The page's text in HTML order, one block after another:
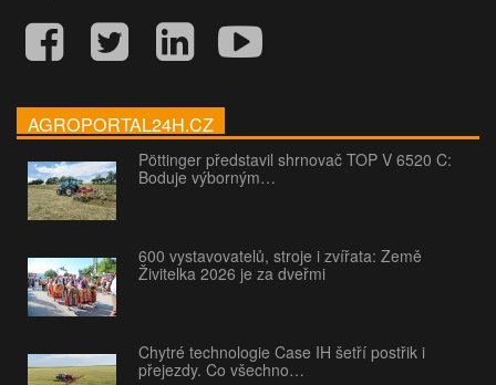
AGROPORTAL24H.CZ
Pöttinger představil shrnovač TOP V 6520 C:
Boduje výborným…
600 vystavovatelů, stroje i zvířata: Země
Živitelka 2026 je za dveřmi
Chytré technologie Case IH šetří postřik i
přejezdy. Co všechno…